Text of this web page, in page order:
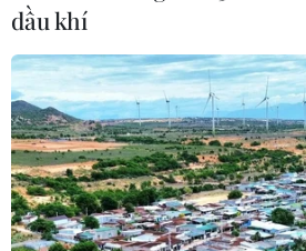
Bay trên Phụng
phá vẻ đẹp hùng vĩ Bảy
dầu khí